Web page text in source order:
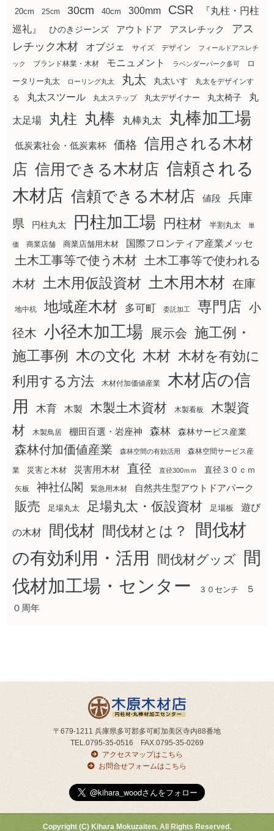
20cm 25cm 30cm 40cm 300mm CSR
『丸柱・円柱
巡礼』
ひのきジーンズ アウトドア アスレチック
アス
レチック木材
オブジェ サイズ デザイン フィールドアスレチ
ック ブランド林業・木材 モニュメント ラベンダーパーク多可
ロ
ータリー丸太
ローリング丸太 丸太 丸太いす
丸太をデザインす
る
丸太スツール 丸太ステップ 丸太デザイナー 丸太椅子 丸
太足場 丸柱 丸棒 丸棒丸太 丸棒加工場
低炭素社会・低炭素杯 価格
信用される木材
店 信用できる木材店 信頼される
木材店 信頼できる木材店 値段
兵庫
県
円柱丸太 円柱加工場 円柱材 半割丸太 単
価 商業店舗 商業店舗用木材 国際フロンティア産業メッセ
土木工事等で使う木材
土木工事等で使われる
木材
土木用仮設資材 土木用木材 在庫
地中杭 地域産木材 多可町 委託加工 専門店 小
径木 小径木加工場 展示会 施工例・
施工事例
木の文化 木材 木材を有効に
利用する方法
木材付加価値産業
木材店の信
用
木育 木製 木製土木資材 木製看板
木製資
材
木製鳥居 棚田百選・岩座神 森林 森林サービス産業
森林付加価値産業 森林空間の有効活用 森林空間サービス産
業 災害と木材 災害用木材 直径 直径300ｍｍ 直径３０ｃｍ
矢板 神社仏閣 緊急用木材 自然共生型アウトドアパーク
販売 足場丸太 足場丸太・仮設資材 足場板 遊び
の木材 間伐材 間伐材とは？
間伐材
の有効利用・活用
間伐材グッズ
間
伐材加工場・センター
３０センチ
５
０周年
〒679-1211 兵庫県多可郡多可町加美区寺内88番地
TEL.0795-35-0516 FAX.0795-35-0269
アクセスマップはこちら
お問合せフォームはこちら
Copyright (C) Kihara Mokuzaiten. All Rights Reserved.